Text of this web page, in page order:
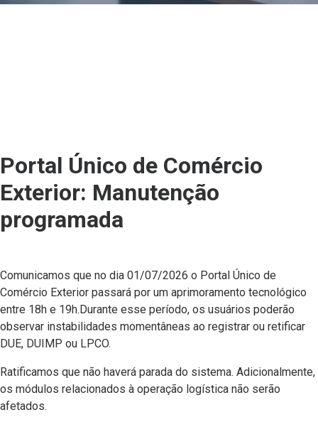
Portal Único de Comércio
Exterior: Manutenção
programada
Comunicamos que no dia 01/07/2026 o Portal Único de
Comércio Exterior passará por um aprimoramento tecnológico
entre 18h e 19h.Durante esse período, os usuários poderão
observar instabilidades momentâneas ao registrar ou retificar
DUE, DUIMP ou LPCO.
Ratificamos que não haverá parada do sistema. Adicionalmente,
os módulos relacionados à operação logística não serão
afetados.